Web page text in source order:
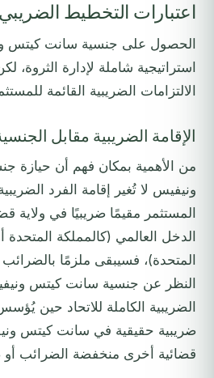
اعتبارات التخطيط
الحصول على جنسية سانت كيتس
استراتيجية شاملة لإدارة الثروة،
الالتزامات الضريبية القائمة
الإقامة الضريبية مقابل
من الأهمية بمكان فهم أن حيازة
ونيفيس لا تُغير إقامة الفرد
المستثمر مقيمًا ضريبيًا في
الدخل العالمي (كالمملكة المتحدة
المتحدة)، فسيبقى ملزمًا
النظر عن جنسية سانت كيتس
الضريبية الكاملة للاتحاد حين
ضريبية حقيقية في سانت كيتس
قضائية أخرى منخفضة الضرائب أو